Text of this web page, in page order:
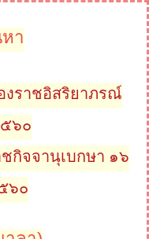
า
งราชอิสริยาภรณ์
๖๐
กิจจานุเบกษา ๑๖
๖๐